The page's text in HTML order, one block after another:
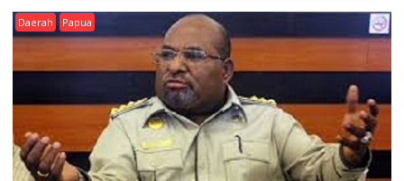
Daerah Papua